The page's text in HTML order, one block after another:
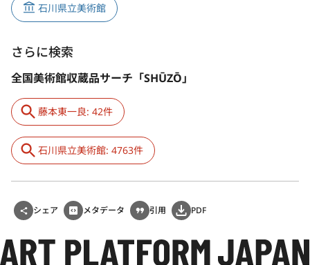
石川県立美術館
さらに検索
全国美術館収蔵品サーチ「SHŪZŌ」
藤本東一良: 42件
石川県立美術館: 4763件
シェア メタデータ 引用 PDF